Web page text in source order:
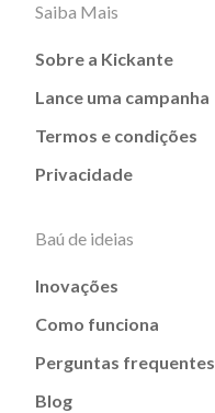
Saiba Mais
Sobre a Kickante
Lance uma campanha
Termos e condições
Privacidade
Baú de ideias
Inovações
Como funciona
Perguntas frequentes
Blog